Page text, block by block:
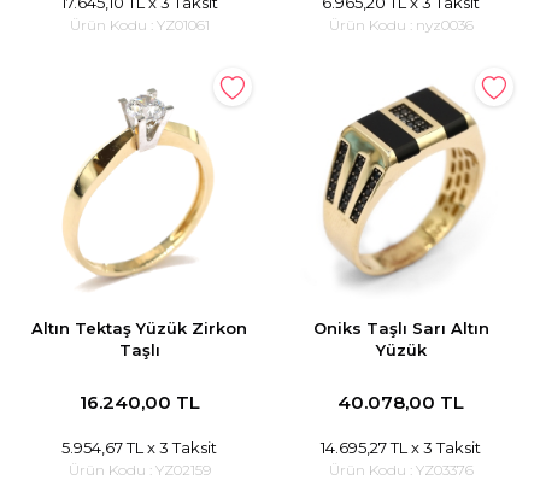
Ürün Kodu : YZ01061 Ürün Kodu : nyz0036
Altın Tektaş Yüzük Zirkon
Taşlı
16.240,00 TL
5.954,67 TL x 3 Taksit
Ürün Kodu : YZ02159
Oniks Taşlı Sarı Altın
Yüzük
40.078,00 TL
14.695,27 TL x 3 Taksit
Ürün Kodu : YZ03376